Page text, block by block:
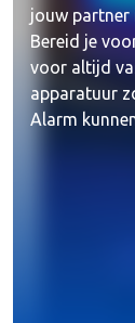
jouw partner
Bereid je
voor altijd
apparatuur
Alarm